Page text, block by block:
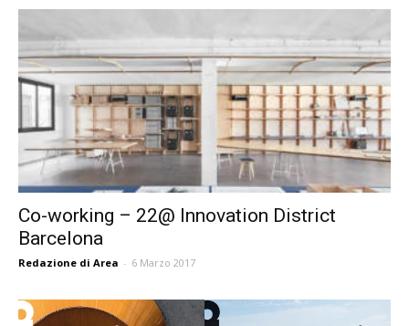
Co-working – 22@ Innovation District
Barcelona
Redazione di Area - 6 Marzo 2017